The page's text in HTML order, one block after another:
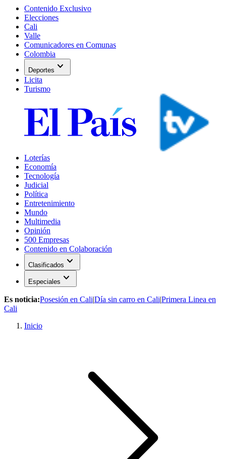
Contenido Exclusivo
Elecciones
Cali
Valle
Comunicadores en Comunas
Colombia
Deportes expand_more
Licita
Turismo
Loterías
Economía
Tecnología
Judicial
Política
Entretenimiento
Mundo
Multimedia
Opinión
500 Empresas
Contenido en Colaboración
Clasificados expand_more
Especiales expand_more
Es noticia:Posesión en Cali|Día sin carro en Cali|Primera Linea en
Cali
Inicio